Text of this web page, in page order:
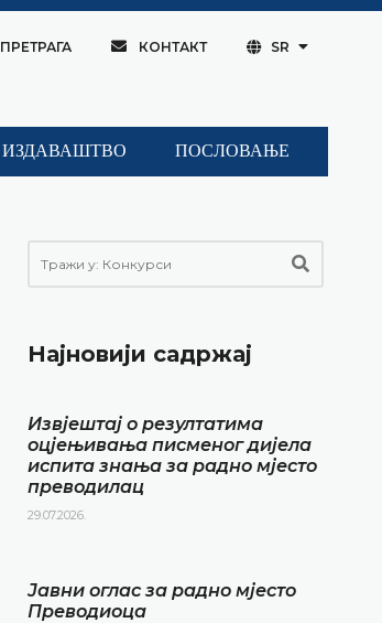
ПРЕТРАГА КОНТАКТ SR
ИЗДАВАШТВО ПОСЛОВАЊЕ
Најновији садржај
Извјештај о резултатима
оцјењивања писменог дијела
испита знања за радно мјесто
преводилац
29.07.2026.
Јавни оглас за радно мјесто
Преводиоца